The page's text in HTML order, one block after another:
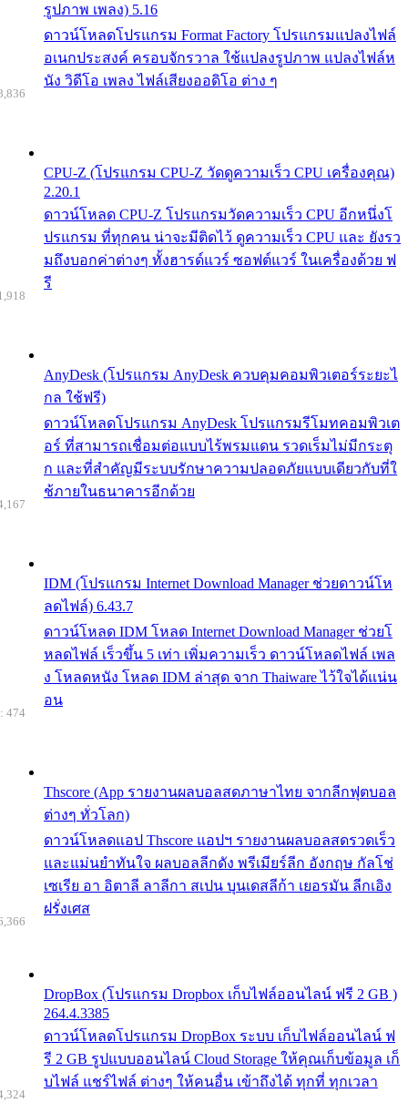
รูปภาพ เพลง) 5.16
ดาวน์โหลดโปรแกรม Format Factory โปรแกรมแปลงไฟล์
อเนกประสงค์ ครอบจักรวาล ใช้แปลงรูปภาพ แปลงไฟล์ห
นัง วิดีโอ เพลง ไฟล์เสียงออดิโอ ต่าง ๆ
CPU-Z (โปรแกรม CPU-Z วัดดูความเร็ว CPU เครื่องคุณ)
2.20.1
ดาวน์โหลด CPU-Z โปรแกรมวัดความเร็ว CPU อีกหนึ่งโ
ปรแกรม ที่ทุกคน น่าจะมีติดไว้ ดูความเร็ว CPU และ ยังรว
มถึงบอกค่าต่างๆ ทั้งฮารด์แวร์ ซอฟต์แวร์ ในเครื่องด้วย ฟ
รี
AnyDesk (โปรแกรม AnyDesk ควบคุมคอมพิวเตอร์ระยะไ
กล ใช้ฟรี)
ดาวน์โหลดโปรแกรม AnyDesk โปรแกรมรีโมทคอมพิวเต
อร์ ที่สามารถเชื่อมต่อแบบไร้พรมแดน รวดเร็มไม่มีกระตุ
ก และที่สำคัญมีระบบรักษาความปลอดภัยแบบเดียวกับที่ใ
ช้ภายในธนาคารอีกด้วย
IDM (โปรแกรม Internet Download Manager ช่วยดาวน์โห
ลดไฟล์) 6.43.7
ดาวน์โหลด IDM โหลด Internet Download Manager ช่วยโ
หลดไฟล์ เร็วขึ้น 5 เท่า เพิ่มความเร็ว ดาวน์โหลดไฟล์ เพล
ง โหลดหนัง โหลด IDM ล่าสุด จาก Thaiware ไว้ใจได้แน่น
อน
Thscore (App รายงานผลบอลสดภาษาไทย จากลีกฟุตบอล
ต่างๆ ทั่วโลก)
ดาวน์โหลดแอป Thscore แอปฯ รายงานผลบอลสดรวดเร็ว
และแม่นยำทันใจ ผลบอลลีกดัง พรีเมียร์ลีก อังกฤษ กัลโช่
เซเรีย อา อิตาลี ลาลีกา สเปน บุนเดสลีก้า เยอรมัน ลีกเอิง
ฝรั่งเศส
474
DropBox (โปรแกรม Dropbox เก็บไฟล์ออนไลน์ ฟรี 2 GB )
264.4.3385
ดาวน์โหลดโปรแกรม DropBox ระบบ เก็บไฟล์ออนไลน์ ฟ
รี 2 GB รูปแบบออนไลน์ Cloud Storage ให้คุณเก็บข้อมูล เก็
บไฟล์ แชร์ไฟล์ ต่างๆ ให้คนอื่น เข้าถึงได้ ทุกที่ ทุกเวลา